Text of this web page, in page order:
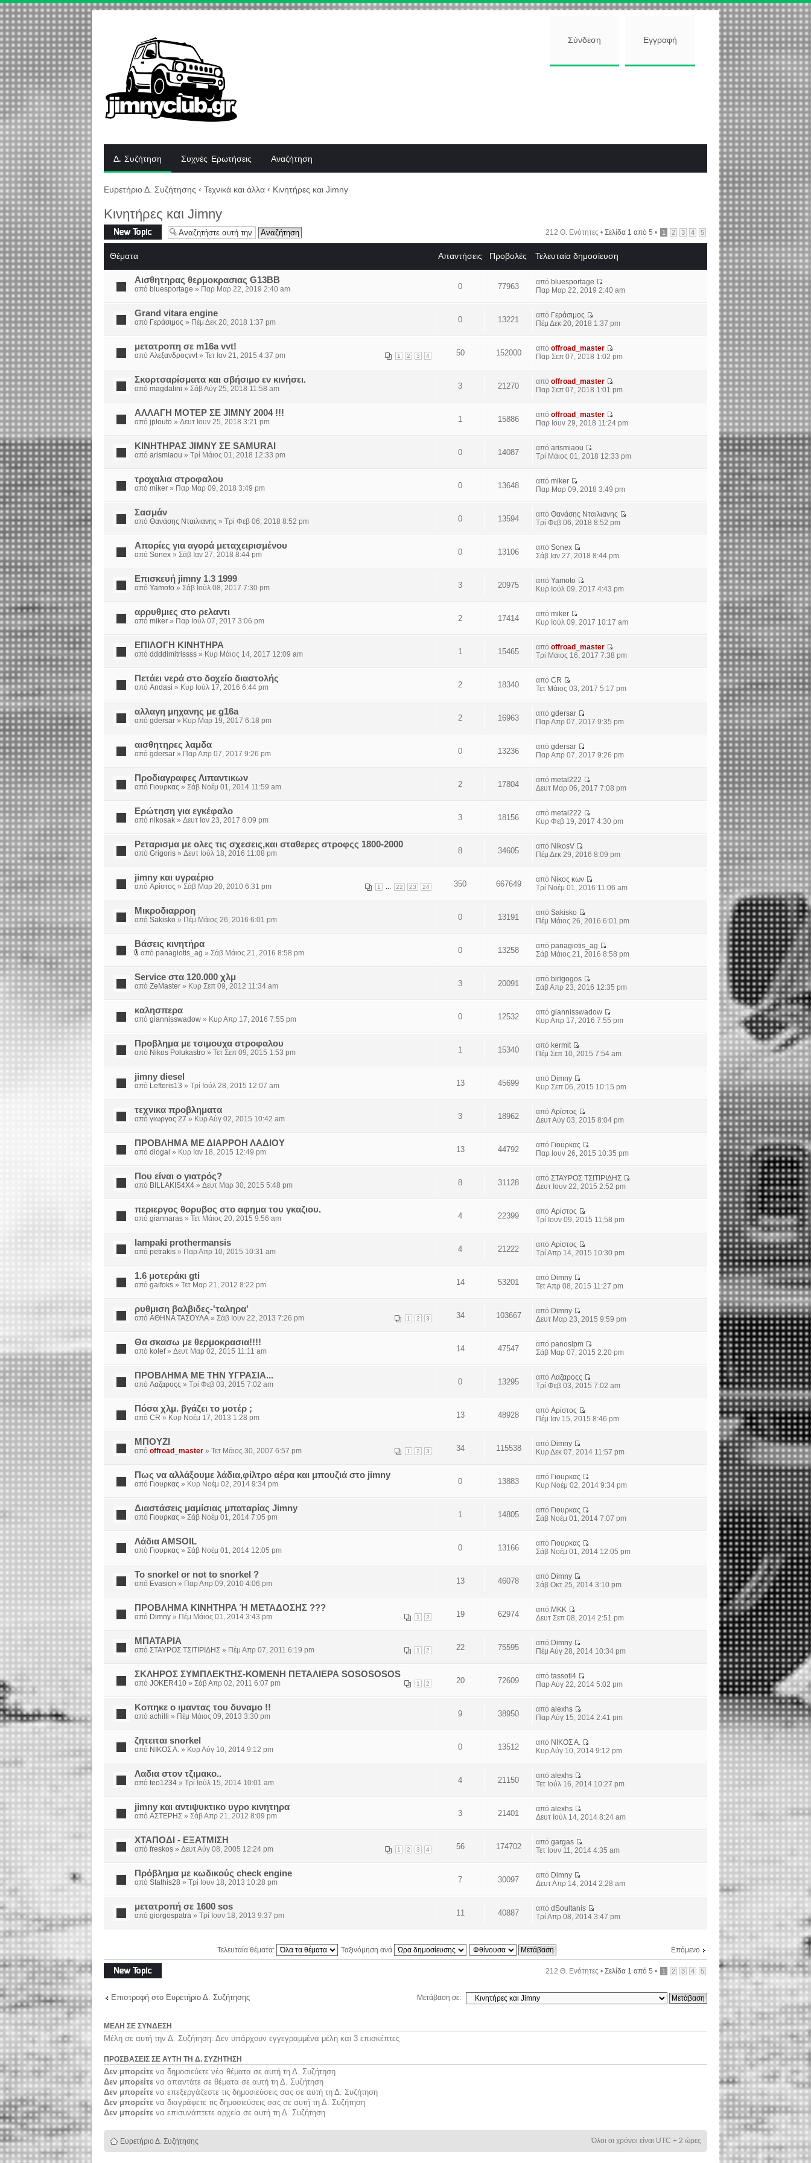
Σύνδεση Εγγραφή
Δ. Συζήτηση Συχνές Ερωτήσεις Αναζήτηση
Ευρετήριο Δ. Συζήτησης ‹ Τεχνικά και άλλα ‹ Κινητήρες και Jimny
Κινητήρες και Jimny
Δημιουργία νέου
θέματος
212 Θ. Ενότητες • Σελίδα 1 από 5 • 1 2 3 4 5
Θέματα Απαντήσεις Προβολές Τελευταία δημοσίευση
Αισθητηρας θερμοκρασιας G13BB
από bluesportage » Παρ Μαρ 22, 2019 2:40 am 0 77963 από bluesportage
Παρ Μαρ 22, 2019 2:40 am
Grand vitara engine
από Γεράσιμος » Πέμ Δεκ 20, 2018 1:37 pm 0 13221 από Γεράσιμος
Πέμ Δεκ 20, 2018 1:37 pm
μετατροπη σε m16a vvt!
1 2 3 4
από Αλεξανδροςvvt» Τετ Ιαν 21, 2015 4:37 pm 50 152000 απόoffroad_master
Παρ Σεπ 07, 2018 1:02 pm
Σκορτσαρίσματα και σβήσιμο εν κινήσει.
από magdalini » Σάβ Αύγ 25, 2018 11:58 am 3 21270 απόoffroad_master
Παρ Σεπ 07, 2018 1:01 pm
ΑΛΛΑΓΗ ΜΟΤΕΡ ΣΕ JIMNY 2004 !!!
από jplouto » Δευτ Ιουν 25, 2018 3:21 pm 1 15886 απόoffroad_master
Παρ Ιουν 29, 2018 11:24 pm
ΚΙΝΗΤΗΡΑΣ JIMNY ΣΕ SAMURAI
από arismiaou » Τρί Μάιος 01, 2018 12:33 pm 0 14087 απόarismiaou
Τρί Μάιος 01, 2018 12:33 pm
τροχαλια στροφαλου
από miker » Παρ Μαρ 09, 2018 3:49 pm 0 13648 απόmiker
Παρ Μαρ 09, 2018 3:49 pm
Σασμάν
από Θανάσης Νταιλιανης » Τρί Φεβ 06, 2018 8:52 pm 0 13594 απόΘανάσης Νταιλιανης
Τρί Φεβ 06, 2018 8:52 pm
Απορίες για αγορά μεταχειρισμένου
από Sonex » Σάβ Ιαν 27, 2018 8:44 pm 0 13106 απόSonex
Σάβ Ιαν 27, 2018 8:44 pm
Επισκευή jimny 1.3 1999
από Yamoto » Σάβ Ιούλ 08, 2017 7:30 pm 3 20975 απόYamoto
Κυρ Ιούλ 09, 2017 4:43 pm
αρρυθμιες στο ρελαντι
από miker » Παρ Ιούλ 07, 2017 3:06 pm 2 17414 απόmiker
Κυρ Ιούλ 09, 2017 10:17 am
ΕΠΙΛΟΓΗ ΚΙΝΗΤΗΡΑ
από ddddimitrissss » Κυρ Μάιος 14, 2017 12:09 am 1 15465 απόoffroad_master
Τρί Μάιος 16, 2017 7:38 pm
Πετάει νερά στο δοχείο διαστολής
από Andasi » Κυρ Ιούλ 17, 2016 6:44 pm 2 18340 απόCR
Τετ Μάιος 03, 2017 5:17 pm
αλλαγη μηχανης με g16a
από gdersar » Κυρ Μαρ 19, 2017 6:18 pm 2 16963 απόgdersar
Παρ Απρ 07, 2017 9:35 pm
αισθητηρες λαμδα
από gdersar » Παρ Απρ 07, 2017 9:26 pm 0 13236 απόgdersar
Παρ Απρ 07, 2017 9:26 pm
Προδιαγραφες Λιπαντικων
από Γιουρκας » Σάβ Νοέμ 01, 2014 11:59 am 2 17804 απόmetal222
Δευτ Μαρ 06, 2017 7:08 pm
Ερώτηση για εγκέφαλο
από nikosak » Δευτ Ιαν 23, 2017 8:09 pm 3 18156 απόmetal222
Κυρ Φεβ 19, 2017 4:30 pm
Ρεταρισμα με ολες τις σχεσεις,και σταθερες στροφςς 1800-2000
από Grigoris » Δευτ Ιούλ 18, 2016 11:08 pm 8 34605 από NikosV
Πέμ Δεκ 29, 2016 8:09 pm
jimny και υγραέριο
1 22 23 24
από Αρίστος » Σάβ Μαρ 20, 2010 6:31 pm 350 667649 από Νίκος κων
Τρί Νοέμ 01, 2016 11:06 am
Μικροδιαρροη
από Sakisko » Πέμ Μάιος 26, 2016 6:01 pm 0 13191 απόSakisko
Πέμ Μάιος 26, 2016 6:01 pm
Βάσεις κινητήρα
από panagiotis_ag » Σάβ Μάιος 21, 2016 8:58 pm 0 13258 απόpanagiotis_ag
Σάβ Μάιος 21, 2016 8:58 pm
Service στα 120.000 χλμ
από ZeMaster » Κυρ Σεπ 09, 2012 11:34 am 3 20091 από birigogos
Σάβ Απρ 23, 2016 12:35 pm
καλησπερα
από giannisswadow » Κυρ Απρ 17, 2016 7:55 pm 0 12532 απόgiannisswadow
Κυρ Απρ 17, 2016 7:55 pm
Προβλημα με τσιμουχα στροφαλου
από Nikos Polukastro » Τετ Σεπ 09, 2015 1:53 pm 1 15340 από kermit
Πέμ Σεπ 10, 2015 7:54 am
jimny diesel
από Lefteris13 » Τρί Ιούλ 28, 2015 12:07 am 13 45699 από Dimny
Κυρ Σεπ 06, 2015 10:15 pm
τεχνικα προβληματα
από γιωργος 27 » Κυρ Αύγ 02, 2015 10:42 am 3 18962 απόΑρίστος
Δευτ Αύγ 03, 2015 8:04 pm
ΠΡΟΒΛΗΜΑ ΜΕ ΔΙΑΡΡΟΗ ΛΑΔΙΟΥ
από diogal » Κυρ Ιαν 18, 2015 12:49 pm 13 44792 από Γιουρκας
Παρ Ιουν 26, 2015 10:35 pm
Που είναι ο γιατρός?
από BILLAKIS4X4 » Δευτ Μαρ 30, 2015 5:48 pm 8 31128 απόΣΤΑΥΡΟΣ ΤΣΙΤΙΡΙΔΗΣ
Δευτ Ιουν 22, 2015 2:52 pm
περιεργος θορυβος στο αφημα του γκαζιου.
από giannaras » Τετ Μάιος 20, 2015 9:56 am 4 22399 απόΑρίστος
Τρί Ιουν 09, 2015 11:58 pm
lampaki prothermansis
από petrakis » Παρ Απρ 10, 2015 10:31 am 4 21222 απόΑρίστος
Τρί Απρ 14, 2015 10:30 pm
1.6 μοτεράκι gti
από gaifoks » Τετ Μαρ 21, 2012 8:22 pm 14 53201 από Dimny
Τετ Απρ 08, 2015 11:27 pm
ρυθμιση βαλβιδες-'ταληρα'
1 2 3
από ΑΘΗΝΑ ΤΑΣΟΥΛΑ » Σάβ Ιουν 22, 2013 7:26 pm 34 103667 από Dimny
Δευτ Μαρ 23, 2015 9:59 pm
Θα σκασω με θερμοκρασια!!!!
από kolef» Δευτ Μαρ 02, 2015 11:11 am 14 47547 απόpanoslpm
Σάβ Μαρ 07, 2015 2:20 pm
ΠΡΟΒΛΗΜΑ ΜΕ ΤΗΝ ΥΓΡΑΣΙΑ...
από Λαζαροςς » Τρί Φεβ 03, 2015 7:02 am 0 13295 απόΛαζαροςς
Τρί Φεβ 03, 2015 7:02 am
Πόσα χλμ. βγάζει το μοτέρ ;
από CR » Κυρ Νοέμ 17, 2013 1:28 pm 13 48928 απόΑρίστος
Πέμ Ιαν 15, 2015 8:46 pm
ΜΠΟΥΖΙ
1 2 3
από offroad_master » Τετ Μάιος 30, 2007 6:57 pm 34 115538 από Dimny
Κυρ Δεκ 07, 2014 11:57 pm
Πως να αλλάξουμε λάδια,φίλτρο αέρα και μπουζιά στο jimny
από Γιουρκας » Κυρ Νοέμ 02, 2014 9:34 pm 0 13883 από Γιουρκας
Κυρ Νοέμ 02, 2014 9:34 pm
Διαστάσεις μαμίσιας μπαταρίας Jimny
από Γιουρκας » Σάβ Νοέμ 01, 2014 7:05 pm 1 14805 από Γιουρκας
Σάβ Νοέμ 01, 2014 7:07 pm
Λάδια ΑMSOIL
από Γιουρκας » Σάβ Νοέμ 01, 2014 12:05 pm 0 13166 από Γιουρκας
Σάβ Νοέμ 01, 2014 12:05 pm
To snorkel or not to snorkel ?
από Evasion » Παρ Απρ 09, 2010 4:06 pm 13 46078 από Dimny
Σάβ Οκτ 25, 2014 3:10 pm
ΠΡΟΒΛΗΜΑ ΚΙΝΗΤΗΡΑ Ή ΜΕΤΑΔΟΣΗΣ ???
1 2
από Dimny » Πέμ Μάιος 01, 2014 3:43 pm 19 62974 από MKK
Δευτ Σεπ 08, 2014 2:51 pm
ΜΠΑΤΑΡΙΑ
1 2
από ΣΤΑΥΡΟΣ ΤΣΙΤΙΡΙΔΗΣ » Πέμ Απρ 07, 2011 6:19 pm 22 75595 από Dimny
Πέμ Αύγ 28, 2014 10:34 pm
ΣΚΛΗΡΟΣ ΣΥΜΠΛΕΚΤΗΣ-ΚΟΜΕΝΗ ΠΕΤΑΛΙΕΡΑ SOSOSOSOS
1 2
από JOKER410 » Σάβ Απρ 02, 2011 6:07 pm 20 72609 απόtassoti4
Παρ Αύγ 22, 2014 5:02 pm
Κοπηκε ο ιμαντας του δυναμο !!
από achilli » Πέμ Μάιος 09, 2013 3:30 pm 9 38950 απόalexhs
Παρ Αύγ 15, 2014 2:41 pm
ζητειται snorkel
από ΝΙΚΟΣ Α. » Κυρ Αύγ 10, 2014 9:12 pm 0 13512 από ΝΙΚΟΣ Α.
Κυρ Αύγ 10, 2014 9:12 pm
Λαδια στον τζιμακο..
από teo1234 » Τρί Ιούλ 15, 2014 10:01 am 4 21150 απόalexhs
Τετ Ιούλ 16, 2014 10:27 pm
jimny και αντιψυκτικο υγρο κινητηρα
από ΑΣΤΕΡΗΣ » Σάβ Απρ 21, 2012 8:09 pm 3 21401 απόalexhs
Δευτ Ιούλ 14, 2014 8:24 am
ΧΤΑΠΟΔΙ - ΕΞΑΤΜΙΣΗ
1 2 3 4
από freskos » Δευτ Αύγ 08, 2005 12:24 pm 56 174702 απόgargas
Τετ Ιουν 11, 2014 4:35 am
Πρόβλημα με κωδικούς check engine
από Stathis28 » Τρί Ιουν 18, 2013 10:28 pm 7 30097 από Dimny
Δευτ Απρ 14, 2014 2:28 am
μετατροπή σε 1600 sos
από giorgospatra » Τρί Ιουν 18, 2013 9:37 pm 11 40887 απόdSoultanis
Τρί Απρ 08, 2014 3:47 pm
Επόμενο
Τελευταία θέματα: Ταξινόμηση ανά
Δημιουργία νέου
θέματος
212 Θ. Ενότητες • Σελίδα 1 από 5 • 1 2 3 4 5
Επιστροφή στο Ευρετήριο Δ. Συζήτησης Μετάβαση σε:
ΜΈΛΗ ΣΕ ΣΎΝΔΕΣΗ
Μέλη σε αυτή την Δ. Συζήτηση: Δεν υπάρχουν εγγεγραμμένα μέλη και 3 επισκέπτες
ΠΡΟΣΒΆΣΕΙΣ ΣΕ ΑΥΤΉ ΤΗ Δ. ΣΥΖΉΤΗΣΗ
Δεν μπορείτε να δημοσιεύετε νέα θέματα σε αυτή τη Δ. Συζήτηση
Δεν μπορείτε να απαντάτε σε θέματα σε αυτή τη Δ. Συζήτηση
Δεν μπορείτε να επεξεργάζεστε τις δημοσιεύσεις σας σε αυτή τη Δ. Συζήτηση
Δεν μπορείτε να διαγράφετε τις δημοσιεύσεις σας σε αυτή τη Δ. Συζήτηση
Δεν μπορείτε να επισυνάπτετε αρχεία σε αυτή τη Δ. Συζήτηση
Ευρετήριο Δ. Συζήτησης Όλοι οι χρόνοι είναι UTC + 2 ώρες